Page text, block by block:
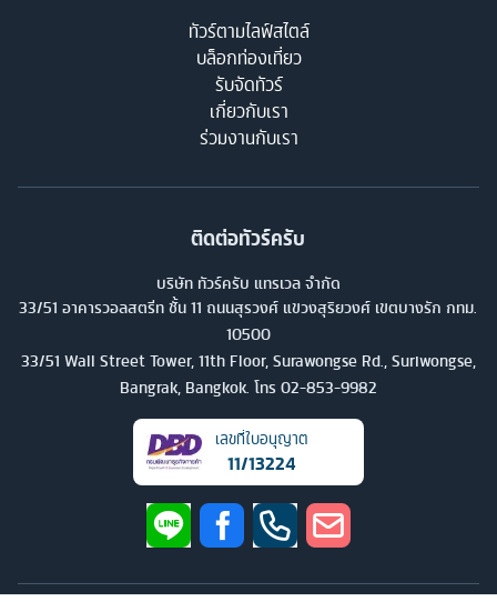
ทัวร์ตามไลฟ์สไตล์
บล็อกท่องเที่ยว
รับจัดทัวร์
เกี่ยวกับเรา
ร่วมงานกับเรา
ติดต่อทัวร์ครับ
บริษัท ทัวร์ครับ แทรเวล จำกัด
33/51 อาคารวอลสตรีท ชั้น 11 ถนนสุรวงศ์ แขวงสุริยวงศ์ เขตบางรัก กทม.
10500
33/51 Wall Street Tower, 11th Floor, Surawongse Rd., Suriwongse,
Bangrak, Bangkok. โทร 02-853-9982
เลขที่ใบอนุญาต
11/13224